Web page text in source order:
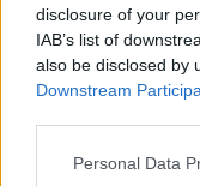
disclosure of your
IAB’s list of
also be disclosed by
Downstream
Personal Data